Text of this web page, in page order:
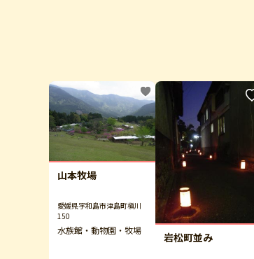
山本牧場
愛媛県宇和島市津島町槇川
150
水族館・動物園・牧場
岩松町並み